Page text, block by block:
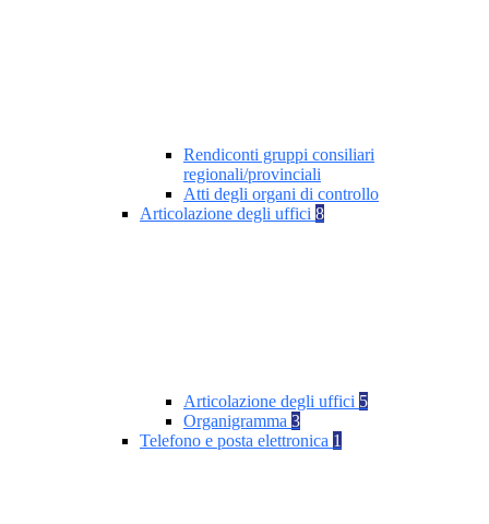
Rendiconti gruppi consiliari
regionali/provinciali
Atti degli organi di controllo
Articolazione degli uffici 8
Articolazione degli uffici 5
Organigramma 3
Telefono e posta elettronica 1